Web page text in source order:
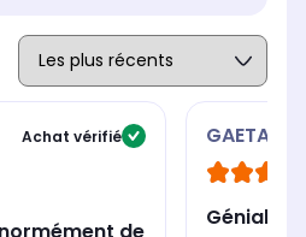
Achat vérifié
de
GAETANE
Génial